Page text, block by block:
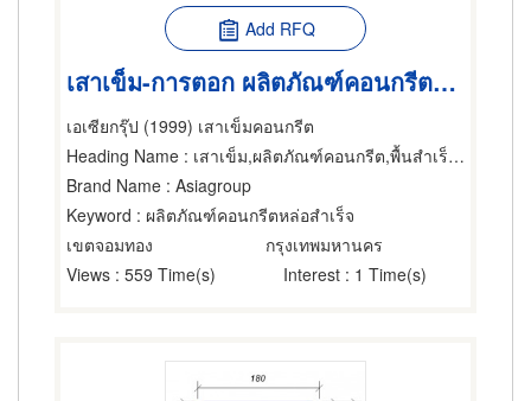
Add RFQ
เสาเข็ม-การตอก ผลิตภัณฑ์คอนกรีตหล่อสำเร็จ เสาเข็มคอนกรีต
เอเซียกรุ๊ป (1999) เสาเข็มคอนกรีต
Heading Name : เสาเข็ม,ผลิตภัณฑ์คอนกรีต,พื้นสำเร็จรูป (คอนกรีตเสริมเหล็กและอัดแรง)
Brand Name : Asiagroup
Keyword : ผลิตภัณฑ์คอนกรีตหล่อสำเร็จ
เขตจอมทอง
กรุงเทพมหานคร
Views : 559 Time(s) Interest : 1 Time(s)